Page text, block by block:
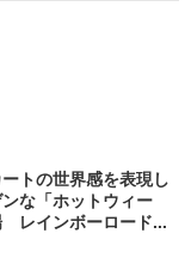
トの世界感を表現し
な「ホットウィー
レインボーロード...